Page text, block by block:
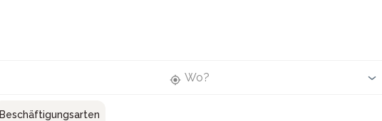
Wo?
Beschäftigungsarten